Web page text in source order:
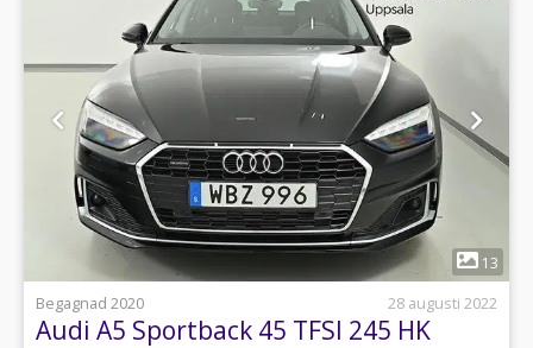
1
13
Begagnad 2020
28 augusti 2022
Audi A5 Sportback 45 TFSI 245 HK